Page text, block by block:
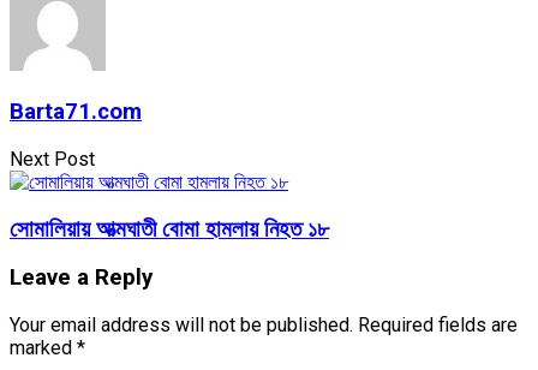
Barta71.com
Next Post
সোমালিয়ায় আত্মঘাতী বোমা হামলায় নিহত ১৮
Leave a Reply
Your email address will not be published. Required fields are
marked *